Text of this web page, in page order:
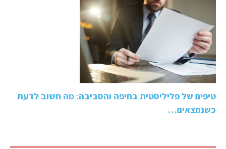
טיפים של פליליסטית בחיפה והסביבה: מה חשוב לדעת
כשנמצאים…